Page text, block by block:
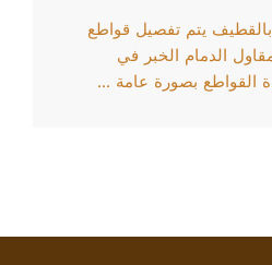
يتم تفصيل قواطع
الدمام الخبر في
القواطع بصورة عامة ...